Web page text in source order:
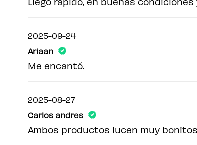
2025-09-24
Ariaan
Me encantó.
2025-08-27
Carlos andres
Ambos productos lucen muy